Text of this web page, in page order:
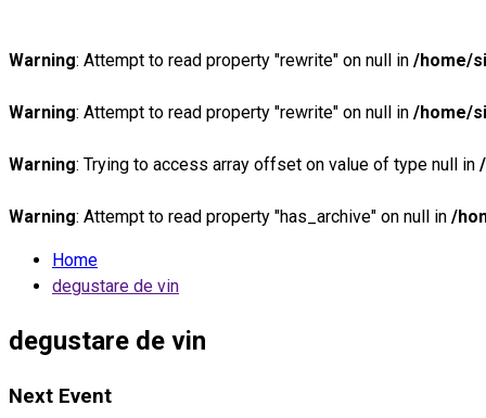
Warning: Attempt to read property "rewrite" on null in /home/
Warning: Attempt to read property "rewrite" on null in /home/
Warning: Trying to access array offset on value of type null in
Warning: Attempt to read property "has_archive" on null in /
Home
degustare de vin
degustare de vin
Next Event